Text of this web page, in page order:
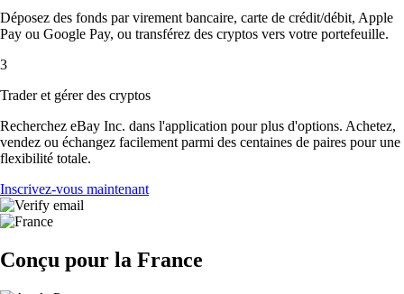
Déposez des fonds par virement bancaire, carte de crédit/débit, Apple
Pay ou Google Pay, ou transférez des cryptos vers votre portefeuille.
3
Trader et gérer des cryptos
Recherchez eBay Inc. dans l'application pour plus d'options. Achetez,
vendez ou échangez facilement parmi des centaines de paires pour une
flexibilité totale.
Inscrivez-vous maintenant
Conçu pour la France